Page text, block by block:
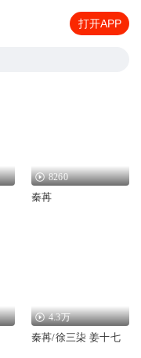
打开APP
8260
秦苒
4.3万
秦苒/徐三柒 姜十七